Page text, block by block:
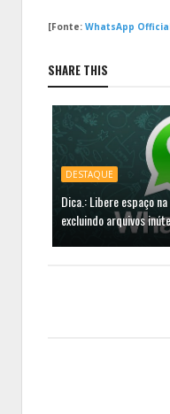
[Fonte: WhatsApp
SHARE THIS
DESTAQUE
Dica.: Libere espaço
excluindo arquivos